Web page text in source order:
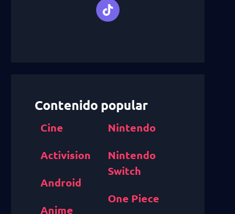
Contenido popular
Cine
Activision
Android
Anime
Nintendo
Nintendo
Switch
One Piece